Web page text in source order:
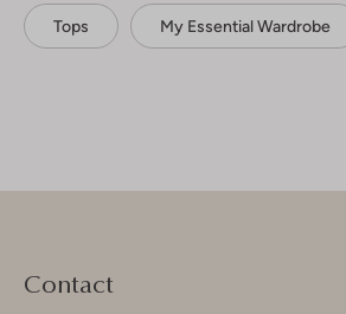
Tops My Essential Wardrobe
Contact